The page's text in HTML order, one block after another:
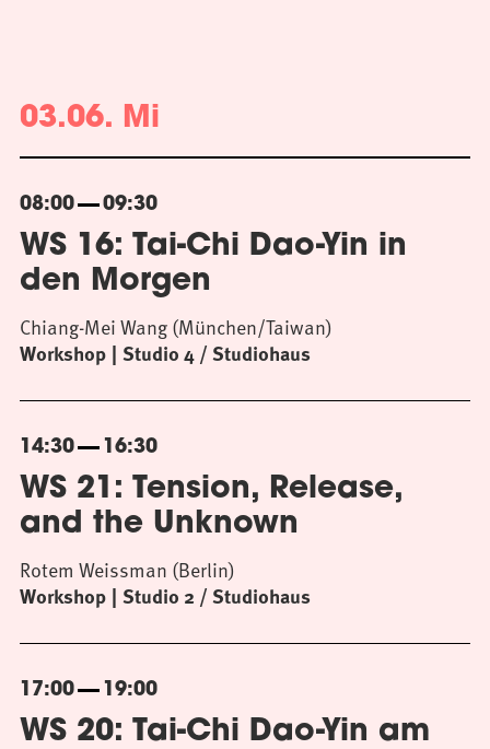
03.06. Mi
08:00 09:30
WS 16: Tai-Chi Dao-Yin in
den Morgen
Workshop Studio 4 / Studiohaus
Chiang-Mei Wang (München/Taiwan)
14:30 16:30
WS 21: Tension, Release,
and the Unknown
Workshop Studio 2 / Studiohaus
Rotem Weissman (Berlin)
17:00 19:00
WS 20: Tai-Chi Dao-Yin am